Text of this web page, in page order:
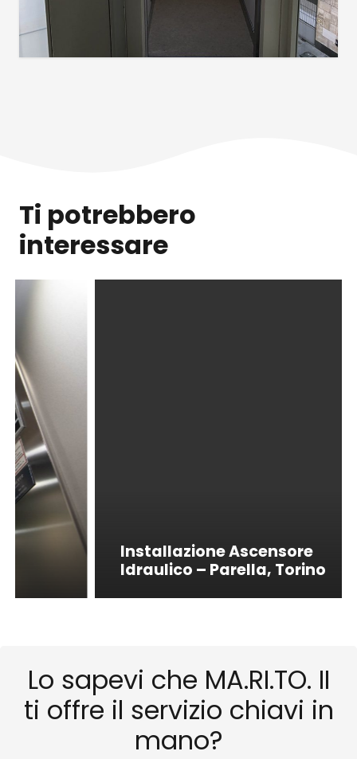
Ti potrebbero
interessare
Installazione Ascensore
Idraulico – Parella, Torino
Lo sapevi che MA.RI.TO. II
ti offre il servizio chiavi in
mano?